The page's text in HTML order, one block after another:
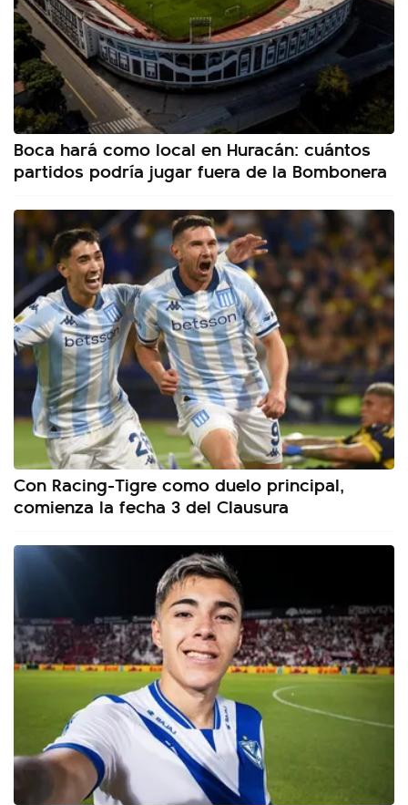
Boca hará como local en Huracán: cuántos
partidos podría jugar fuera de la Bombonera
Con Racing-Tigre como duelo principal,
comienza la fecha 3 del Clausura